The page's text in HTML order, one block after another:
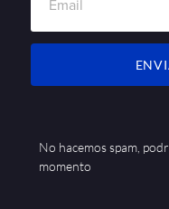
No hacemos spam,
momento